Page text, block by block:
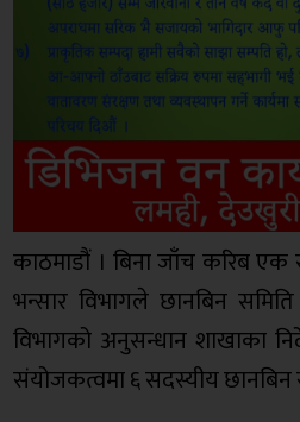
काठमाडौं । बिना जाँच करिब
भन्सार विभागले छानबिन
विभागको अनुसन्धान शाखाका
संयोजकत्वमा ६ सदस्यीय छानबिन